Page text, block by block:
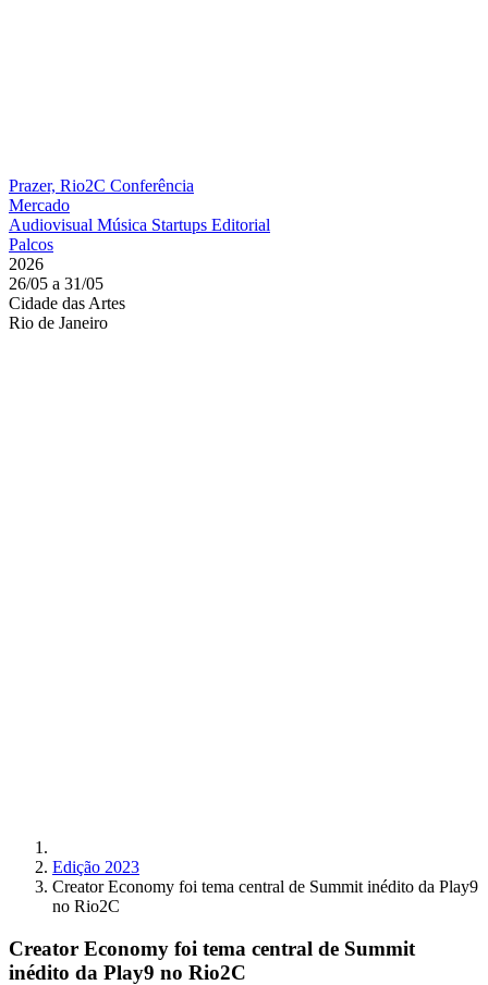
Prazer, Rio2C Conferência
Mercado
Audiovisual Música Startups Editorial
Palcos
2026
26/05 a 31/05
Cidade das Artes
Rio de Janeiro
Edição 2023
Creator Economy foi tema central de Summit inédito da Play9
no Rio2C
Creator Economy foi tema central de Summit
inédito da Play9 no Rio2C